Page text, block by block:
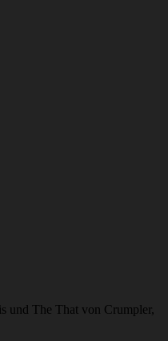
und The That von Crumpler,